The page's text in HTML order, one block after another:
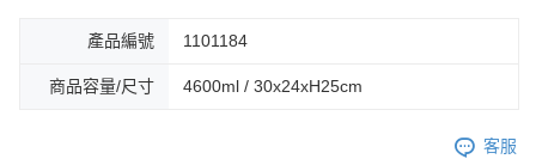
產品編號 1101184
商品容量/尺寸 4600ml / 30x24xH25cm
客服